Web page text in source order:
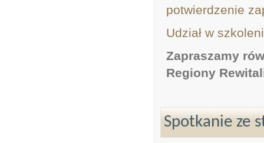
potwierdzenie
Udział w
Zapraszamy
Regiony
Spotkanie ze